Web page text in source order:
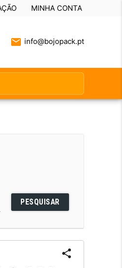
MINHA CONTA
info@bojopack.pt
PESQUISAR